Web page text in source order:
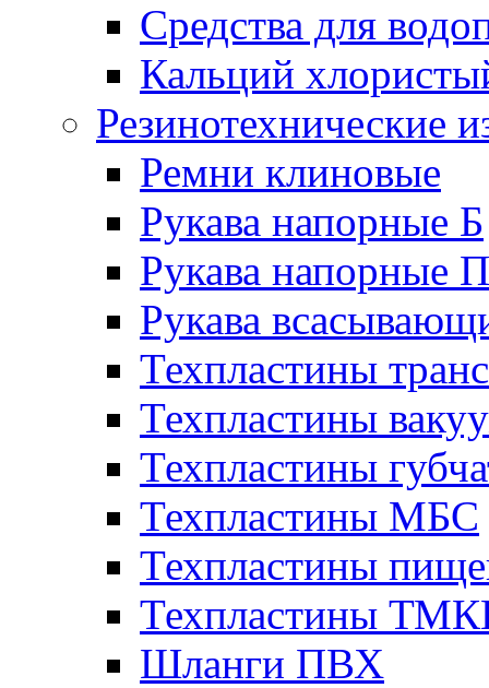
Средства для
Кальций
Резинотехнические
Ремни клиновые
Рукава напорные Б
Рукава напорные П
Рукава
Техпластины
Техпластины
Техпластины
Техпластины МБС
Техпластины
Техпластины
Шланги ПВХ